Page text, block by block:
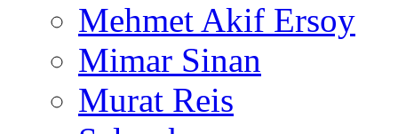
Mehmet Akif Ersoy
Mimar Sinan
Murat Reis